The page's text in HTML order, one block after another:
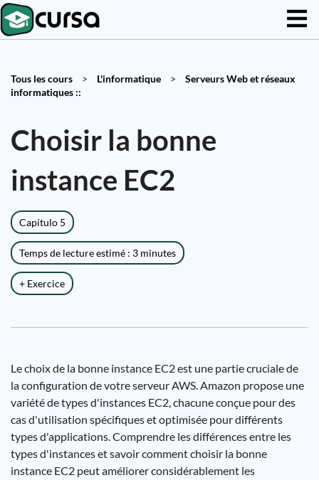
Tous les cours > L'informatique >
Serveurs Web et réseaux
informatiques ::
Choisir la bonne
instance EC2
Capítulo 5
Temps de lecture estimé : 3 minutes
+ Exercice
Le choix de la bonne instance EC2 est une partie cruciale de
la configuration de votre serveur AWS. Amazon propose une
variété de types d'instances EC2, chacune conçue pour des
cas d'utilisation spécifiques et optimisée pour différents
types d'applications. Comprendre les différences entre les
types d'instances et savoir comment choisir la bonne
instance EC2 peut améliorer considérablement les